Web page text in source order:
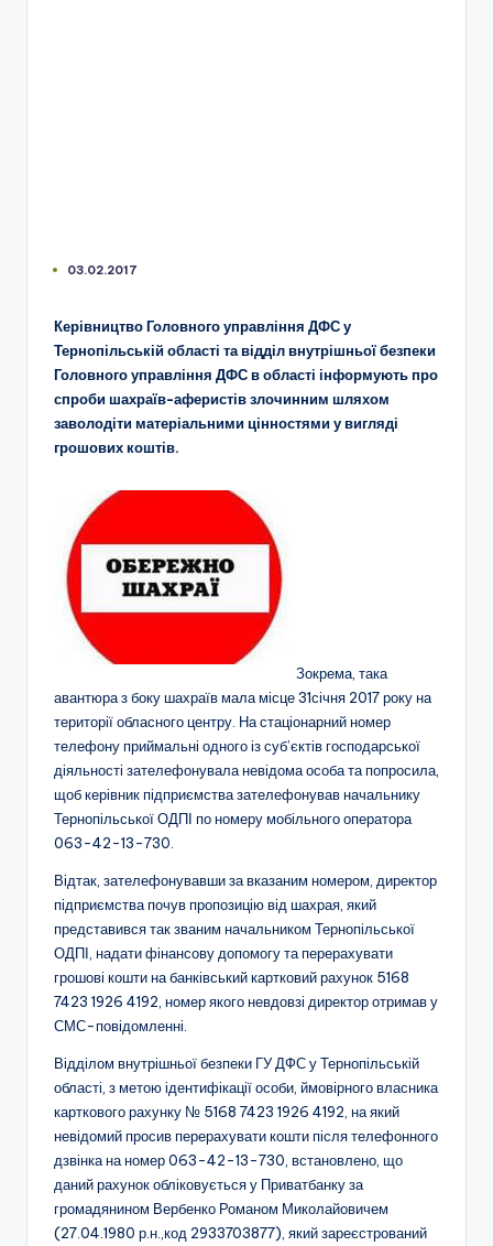
03.02.2017
Керівництво Головного управління ДФС у
Тернопільській області та відділ внутрішньої безпеки
Головного управління ДФС в області інформують про
спроби шахраїв-аферистів злочинним шляхом
заволодіти матеріальними цінностями у вигляді
грошових коштів.
Зокрема, така
авантюра з боку шахраїв мала місце 31січня 2017 року на
території обласного центру. На стаціонарний номер
телефону приймальні одного із суб’єктів господарської
діяльності зателефонувала невідома особа та попросила,
щоб керівник підприємства зателефонував начальнику
Тернопільської ОДПІ по номеру мобільного оператора
063-42-13-730.
Відтак, зателефонувавши за вказаним номером, директор
підприємства почув пропозицію від шахрая, який
представився так званим начальником Тернопільської
ОДПІ, надати фінансову допомогу та перерахувати
грошові кошти на банківський картковий рахунок 5168
7423 1926 4192, номер якого невдовзі директор отримав у
СМС-повідомленні.
Відділом внутрішньої безпеки ГУ ДФС у Тернопільській
області, з метою ідентифікації особи, ймовірного власника
карткового рахунку № 5168 7423 1926 4192, на який
невідомий просив перерахувати кошти після телефонного
дзвінка на номер 063-42-13-730, встановлено, що
даний рахунок обліковується у Приватбанку за
громадянином Вербенко Романом Миколайовичем
(27.04.1980 р.н.,код 2933703877), який зареєстрований